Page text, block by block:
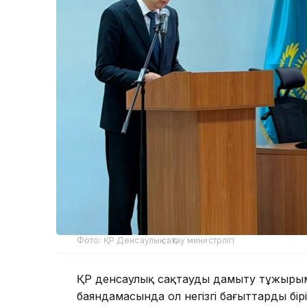
Фото: ҚР Денсаулық сақтау министрлігі
ҚР денсаулық сақтауды дамыту
баяндамасында ол негізгі бағыттардың